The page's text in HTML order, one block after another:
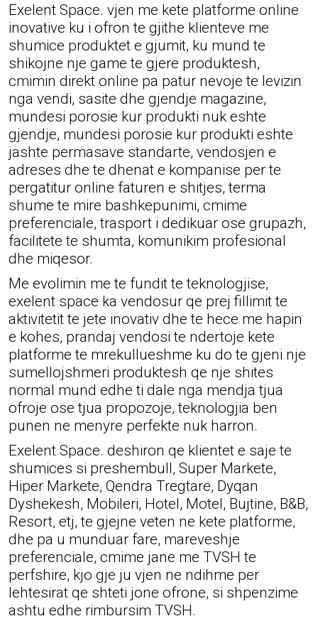
Exelent Space. vjen me kete platforme online
inovative ku i ofron te gjithe klienteve me
shumice produktet e gjumit, ku mund te
shikojne nje game te gjere produktesh,
cmimin direkt online pa patur nevoje te levizin
nga vendi, sasite dhe gjendje magazine,
mundesi porosie kur produkti nuk eshte
gjendje, mundesi porosie kur produkti eshte
jashte permasave standarte, vendosjen e
adreses dhe te dhenat e kompanise per te
pergatitur online faturen e shitjes, terma
shume te mire bashkepunimi, cmime
preferenciale, trasport i dedikuar ose grupazh,
facilitete te shumta, komunikim profesional
dhe miqesor.
Me evolimin me te fundit te teknologjise,
exelent space ka vendosur qe prej fillimit te
aktivitetit te jete inovativ dhe te hece me hapin
e kohes, prandaj vendosi te ndertoje kete
platforme te mrekullueshme ku do te gjeni nje
sumellojshmeri produktesh qe nje shites
normal mund edhe ti dale nga mendja tjua
ofroje ose tjua propozoje, teknologjia ben
punen ne menyre perfekte nuk harron.
Exelent Space. deshiron qe klientet e saje te
shumices si preshembull, Super Markete,
Hiper Markete, Qendra Tregtare, Dyqan
Dyshekesh, Mobileri, Hotel, Motel, Bujtine, B&B,
Resort, etj, te gjejne veten ne kete platforme,
dhe pa u munduar fare, mareveshje
preferenciale, cmime jane me TVSH te
perfshire, kjo gje ju vjen ne ndihme per
lehtesirat qe shteti jone ofrone, si shpenzime
ashtu edhe rimbursim TVSH.